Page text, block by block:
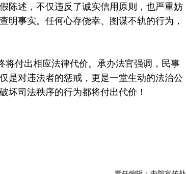
陈述，不仅违反了诚实信用原则，也严重妨
明事实。任何心存侥幸、图谋不轨的行为，
将付出相应法律代价。承办法官强调，民事
是对违法者的惩戒，更是一堂生动的法治公
坏司法秩序的行为都将付出代价！